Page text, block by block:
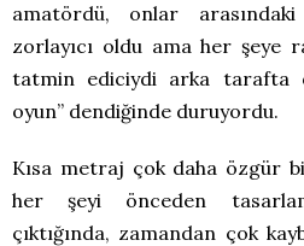
amatördü, onlar
zorlayıcı oldu ama her şeye
tatmin ediciydi arka tarafta
oyun” dendiğinde duruyordu.
Kısa metraj çok daha özgür
her şeyi önceden
çıktığında, zamandan çok